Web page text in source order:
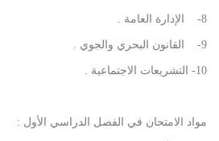
8- الإدارة العامة .
9- القانون البحري والجوي .
10- التشريعات الاجتماعية .
مواد الامتحان في الفصل الدراسي الأول :